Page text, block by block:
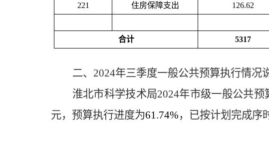
221 住房保障支出 126.62
合计 5317
二、 2024年三季度一般公共预算执行情况
淮北市科学技术局2024年市级一般公共预
元，预算执行进度为61 .74%，已按计划完成序